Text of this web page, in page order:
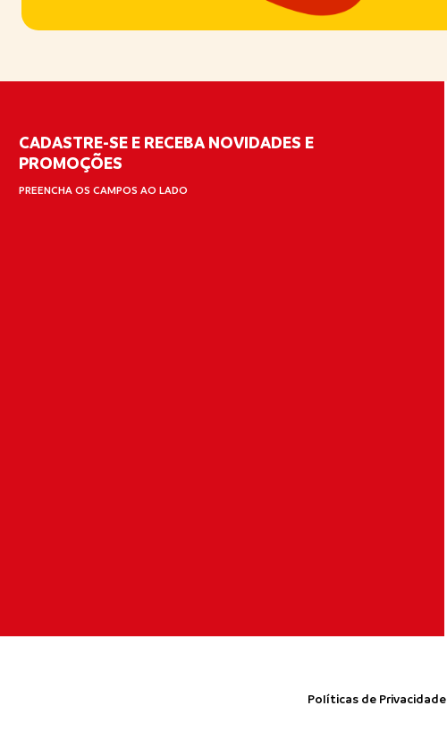
CADASTRE-SE E RECEBA NOVIDADES E
PROMOÇÕES
PREENCHA OS CAMPOS AO LADO
Políticas de Privacidade